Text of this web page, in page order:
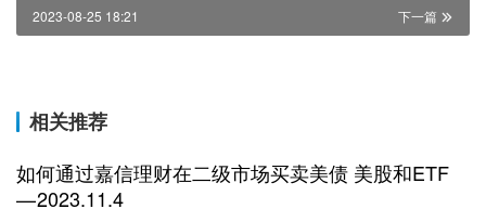
下一篇
2023-08-25 18:21
相关推荐
如何通过嘉信理财在二级市场买卖美债 美股和ETF
— 2023.11.4